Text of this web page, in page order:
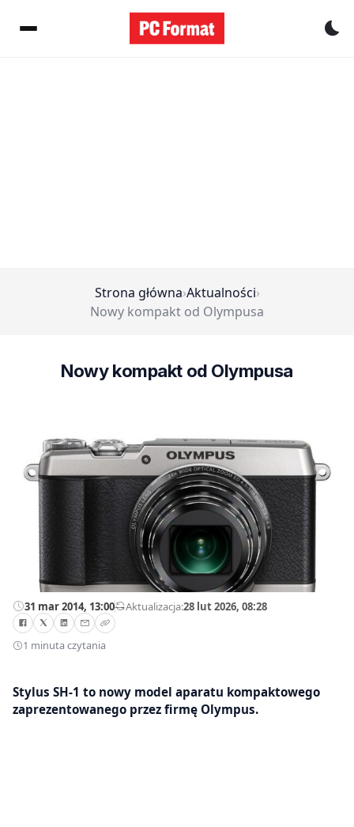
Strona główna›Aktualności›
Nowy kompakt od Olympusa
Nowy kompakt od Olympusa
31 mar 2014, 13:00—Aktualizacja:28 lut 2026, 08:28
1 minuta czytania
Stylus SH-1 to nowy model aparatu kompaktowego
zaprezentowanego przez firmę Olympus.